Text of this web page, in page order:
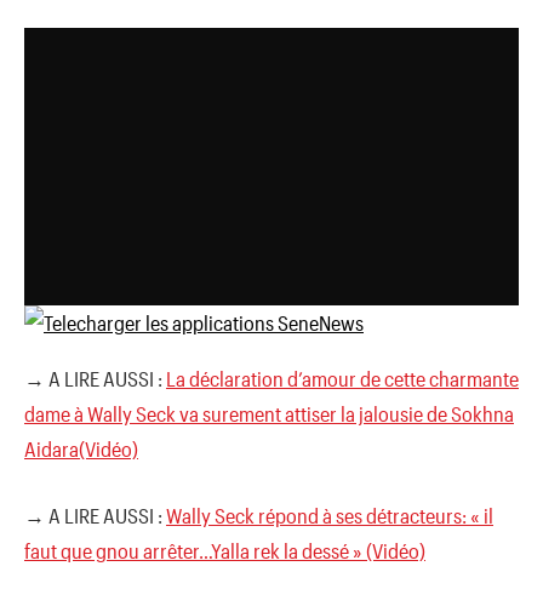
→ A LIRE AUSSI : La déclaration d’amour de cette charmante
dame à Wally Seck va surement attiser la jalousie de Sokhna
Aidara(Vidéo)
→ A LIRE AUSSI : Wally Seck répond à ses détracteurs: « il
faut que gnou arrêter…Yalla rek la dessé » (Vidéo)